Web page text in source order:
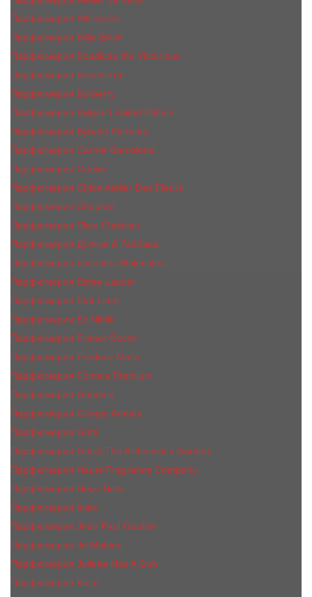
Парфюмерия Atkinsons
Парфюмерия Billie Eilish
Парфюмерия Boadicea the Victorious
Парфюмерия Boucheron
Парфюмерия Burberry
Парфюмерия Bvlgari Limited Edition
Парфюмерия Byredo Parfums
Парфюмерия Carner Barcelona
Парфюмерия Cartier
Парфюмерия Chloe Atelier Des Fleurs
Парфюмерия Сhopard
Парфюмерия Clive Christian
Парфюмерия Дольче & Габбана
Парфюмерия Escentric Molecules
Парфюмерия Estee Lаudеr
Парфюмерия Etat Libre
Парфюмерия Ex Nihilo
Парфюмерия Franck Boclet
Парфюмерия Frеderic Mаlle
Парфюмерия Fontela Premium
Парфюмерия Guerlain
Парфюмерия Giorgio Armani
Парфюмерия Gritti
Парфюмерия Gucci The Alchemist’s Garden.
Парфюмерия Haute Fragrance Company
Парфюмерия Hugo Boss
Парфюмерия Initio
Парфюмерия Jean Paul Gaultier
Парфюмерия Jо Malоnе
Парфюмерия Juliette Has A Gun
Парфюмерия Kajal